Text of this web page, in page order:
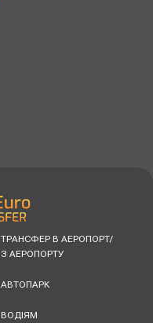
ТРАНСФЕР В АЕРОПОРТ/
З АЕРОПОРТУ
АВТОПАРК
ВОДІЯМ